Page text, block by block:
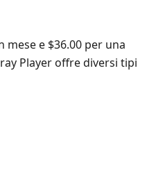
mese e $36.00 per una
Player offre diversi tipi